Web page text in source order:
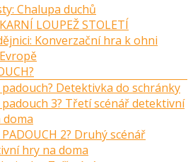
Chalupa duchů
LOUPEŽ STOLETÍ
Konverzační hra k ohni
padouch? Detektivka do schránky
padouch 3? Třetí scénář detektivní
doma
2? Druhý scénář
hry na doma